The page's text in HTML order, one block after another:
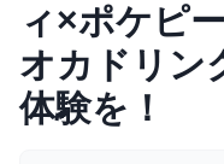
ィ×ポケピ
オカドリン
体験を！